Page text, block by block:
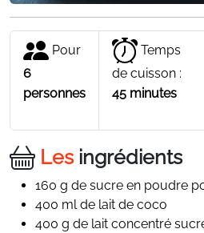
Pour
6
personnes
Temps
de cuisson :
45 minutes
Lesingrédients
160 g de sucre en poudre
400 ml de lait de coco
400 g de lait concentré